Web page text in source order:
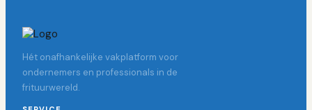
Hét onafhankelijke vakplatform voor
ondernemers en professionals in de
frituurwereld.